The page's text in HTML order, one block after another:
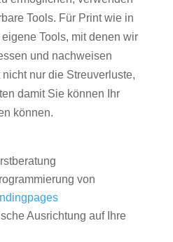
Tools. Für Print wie in
Tools, mit denen wir
und nachweisen
nur die Streuverluste,
damit Sie können Ihr
können.
von
Ausrichtung auf Ihre